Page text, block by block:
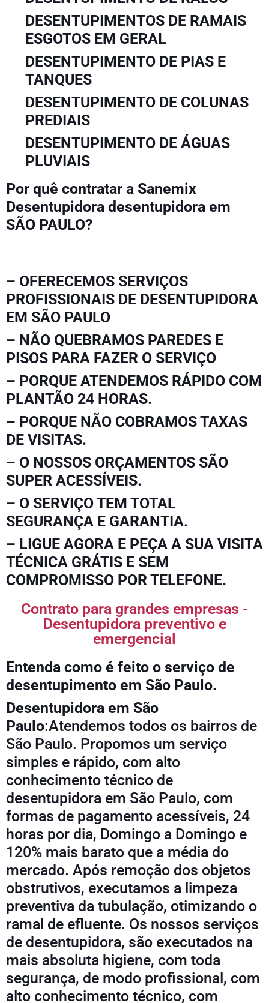
DESENTUPIMENTOS DE RAMAIS
ESGOTOS EM GERAL
DESENTUPIMENTO DE PIAS E
TANQUES
DESENTUPIMENTO DE COLUNAS
PREDIAIS
DESENTUPIMENTO DE ÁGUAS
PLUVIAIS
Por quê contratar a Sanemix
Desentupidora desentupidora em
SÃO PAULO?
– OFERECEMOS SERVIÇOS
PROFISSIONAIS DE DESENTUPIDORA
EM SÃO PAULO
– NÃO QUEBRAMOS PAREDES E
PISOS PARA FAZER O SERVIÇO
– PORQUE ATENDEMOS RÁPIDO COM
PLANTÃO 24 HORAS.
– PORQUE NÃO COBRAMOS TAXAS
DE VISITAS.
– O NOSSOS ORÇAMENTOS SÃO
SUPER ACESSÍVEIS.
– O SERVIÇO TEM TOTAL
SEGURANÇA E GARANTIA.
– LIGUE AGORA E PEÇA A SUA VISITA
TÉCNICA GRÁTIS E SEM
COMPROMISSO POR TELEFONE.
Contrato para grandes empresas -
Desentupidora preventivo e
emergencial
Entenda como é feito o serviço de
desentupimento em São Paulo.
Desentupidora em São
Paulo:Atendemos todos os bairros de
São Paulo. Propomos um serviço
simples e rápido, com alto
conhecimento técnico de
desentupidora em São Paulo, com
formas de pagamento acessíveis, 24
horas por dia, Domingo a Domingo e
120% mais barato que a média do
mercado. Após remoção dos objetos
obstrutivos, executamos a limpeza
preventiva da tubulação, otimizando o
ramal de efluente. Os nossos serviços
de desentupidora, são executados na
mais absoluta higiene, com toda
segurança, de modo profissional, com
alto conhecimento técnico, com